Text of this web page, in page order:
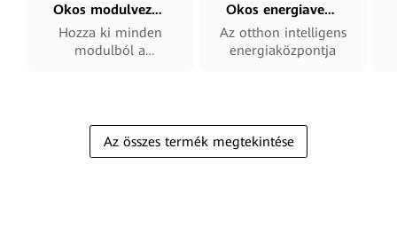
Okos modulvezérlő
Hozza ki minden
modulból a
Okos energiavezérlő
Az otthon intelligens
energiaközpontja
Az összes termék megtekintése